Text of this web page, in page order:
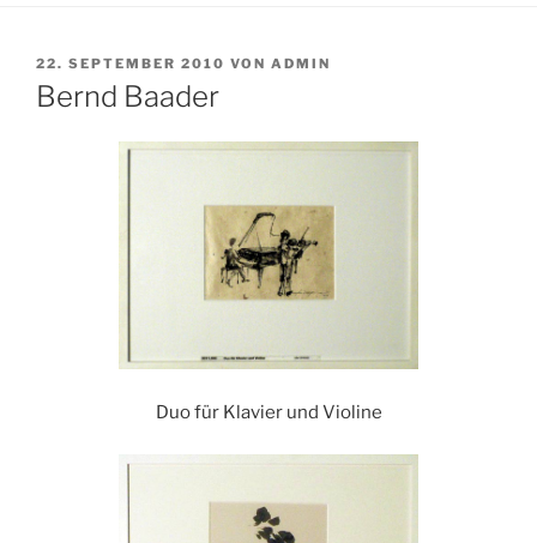
VERÖFFENTLICHT
AM
22. SEPTEMBER 2010 VON ADMIN
Bernd Baader
Duo für Klavier und Violine